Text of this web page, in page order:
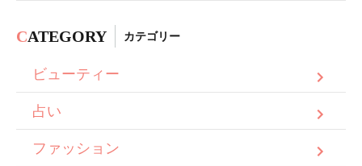
CATEGORY カテゴリー
ビューティー
占い
ファッション